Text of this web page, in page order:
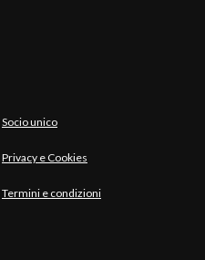
Socio unico
Privacy e Cookies
Termini e condizioni